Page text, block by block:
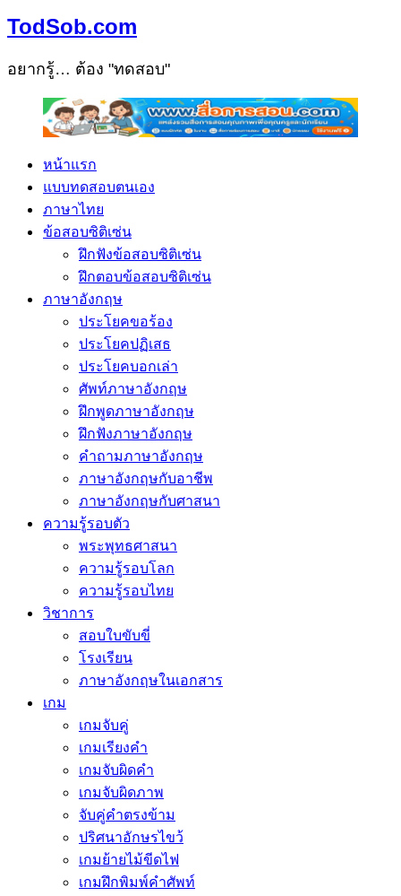
TodSob.com
อยากรู้… ต้อง "ทดสอบ"
หน้าแรก
แบบทดสอบตนเอง
ภาษาไทย
ข้อสอบซิติเซ่น
ฝึกฟังข้อสอบซิติเซ่น
ฝึกตอบข้อสอบซิติเซ่น
ภาษาอังกฤษ
ประโยคขอร้อง
ประโยคปฏิเสธ
ประโยคบอกเล่า
ศัพท์ภาษาอังกฤษ
ฝึกพูดภาษาอังกฤษ
ฝึกฟังภาษาอังกฤษ
คำถามภาษาอังกฤษ
ภาษาอังกฤษกับอาชีพ
ภาษาอังกฤษกับศาสนา
ความรู้รอบตัว
พระพุทธศาสนา
ความรู้รอบโลก
ความรู้รอบไทย
วิชาการ
สอบใบขับขี่
โรงเรียน
ภาษาอังกฤษในเอกสาร
เกม
เกมจับคู่
เกมเรียงคำ
เกมจับผิดคำ
เกมจับผิดภาพ
จับคู่คำตรงข้าม
ปริศนาอักษรไขว้
เกมย้ายไม้ขีดไฟ
เกมฝึกพิมพ์คำศัพท์